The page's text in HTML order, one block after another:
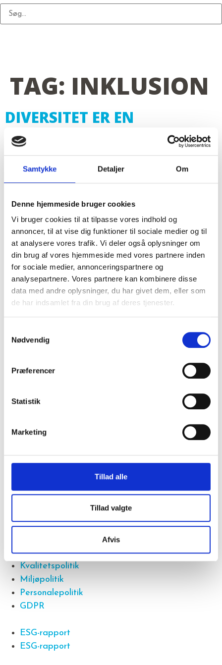
Samtykke Detaljer Om
Denne hjemmeside bruger cookies
Vi bruger cookies til at tilpasse vores indhold og
annoncer, til at vise dig funktioner til sociale medier og til
at analysere vores trafik. Vi deler også oplysninger om
din brug af vores hjemmeside med vores partnere inden
for sociale medier, annonceringspartnere og
analysepartnere. Vores partnere kan kombinere disse
data med andre oplysninger, du har givet dem, eller som
de har indsamlet fra din brug af deres tjenester.
Nødvendig
Præferencer
Statistik
Marketing
Tillad alle
Tillad valgte
Afvis
TAG: INKLUSION
DIVERSITET ER EN
HJERTESAG FOR
KONGSVANG
alle føler sig velkomne – uanset køn, baggrund eller
identitet!
Opfylder Servicenormen
Personalepolitik
Cookie- og privatlivspolitik
Kvalitetspolitik
Miljøpolitik
Personalepolitik
GDPR
ESG-rapport
ESG-rapport